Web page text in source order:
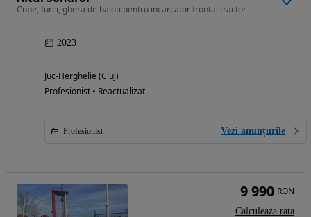
Cupe, furci, ghera de baloti pentru incarcator frontal tractor
2023
Juc-Herghelie (Cluj)
Profesionist • Reactualizat
Profesionist Vezi anunțurile
9 990 RON
Calculeaza rata